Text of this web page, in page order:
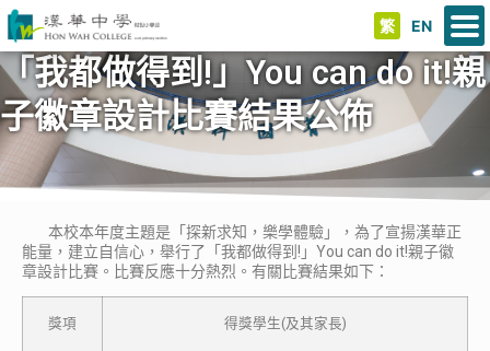
繁 EN
「我都做得到!」You can do it!親
子徽章設計比賽結果公佈
本校本年度主題是「探新求知，樂學體驗」，為了宣揚漢華正
能量，建立自信心，舉行了「我都做得到!」You can do it!親子徽
章設計比賽。比賽反應十分熱烈。有關比賽結果如下：
獎項 得獎學生(及其家長)